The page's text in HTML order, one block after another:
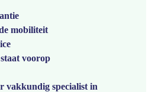
mobiliteit
voorop
vakkundig specialist in